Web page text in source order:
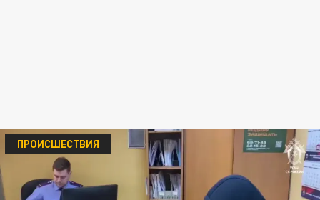
ПРОИСШЕСТВИЯ